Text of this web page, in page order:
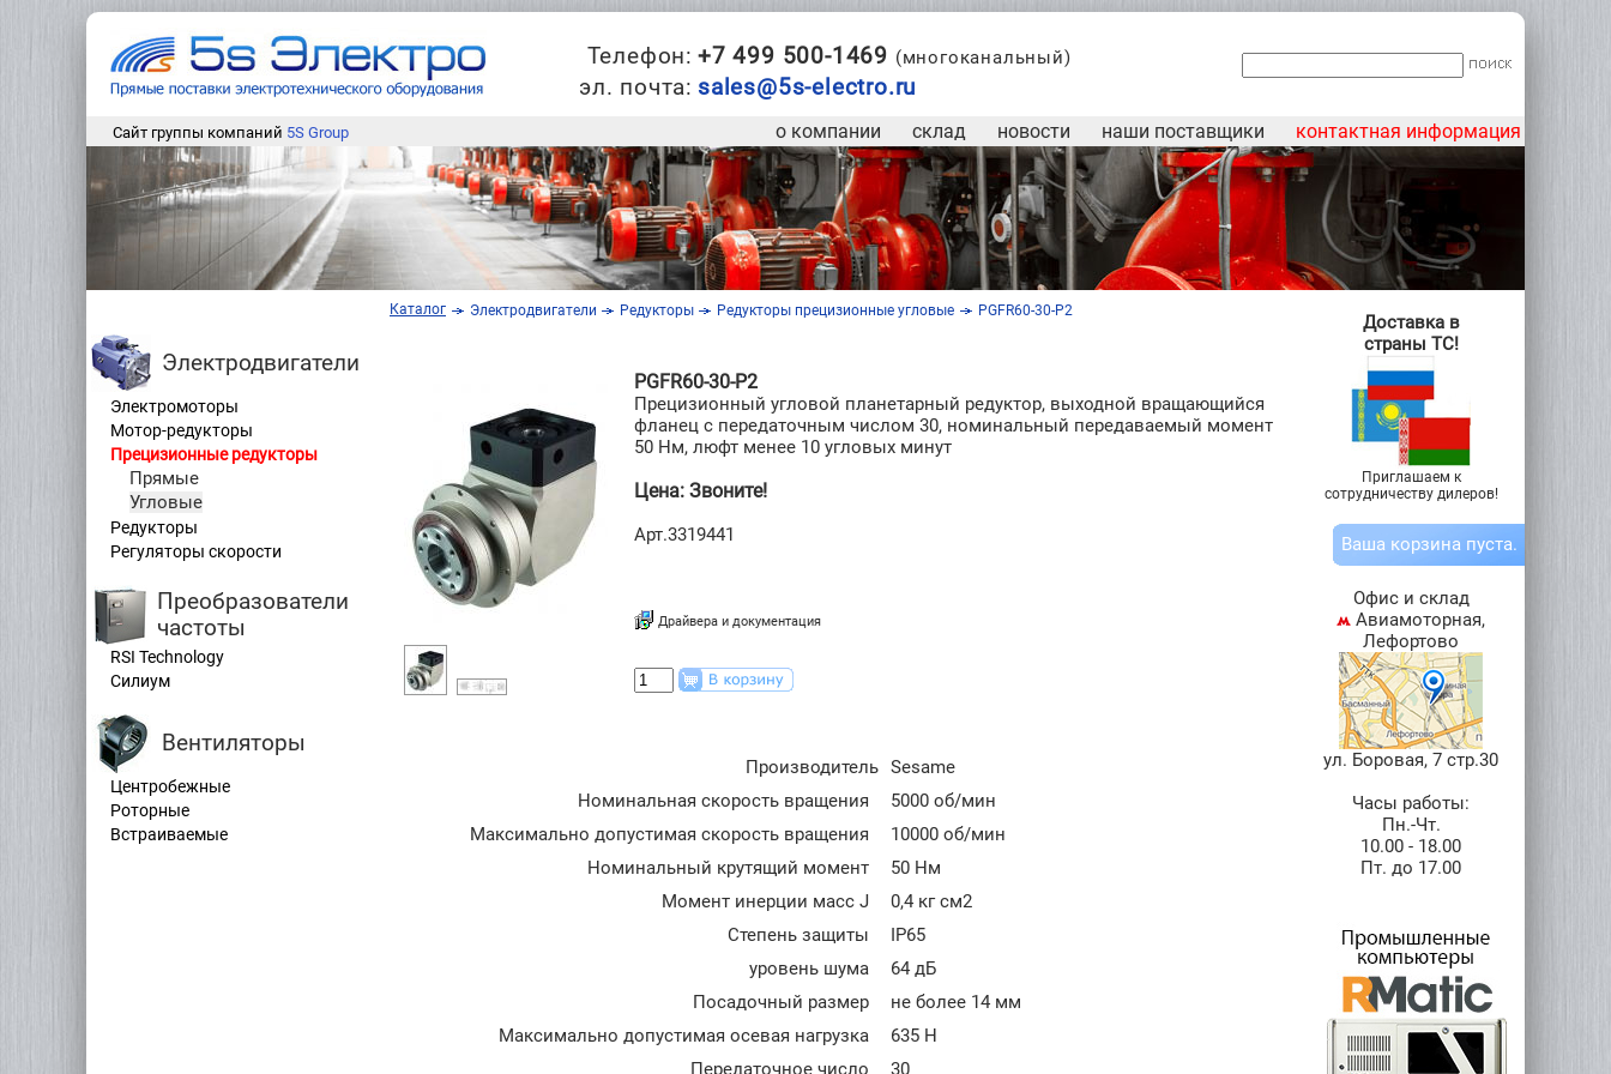
Телефон: +7 499 500-1469 (многоканальный)
эл. почта: sales@5s-electro.ru
Сайт группы компаний 5S Group о компании склад новости наши поставщики контактная информация
Доставка в
страны ТС!
Приглашаем к
сотрудничеству дилеров!
Ваша корзинапуста.
Офис и склад
Авиамоторная,
Лефортово
ул. Боровая, 7 стр.30
Часы работы:
Пн.-Чт.
10.00 - 18.00
Пт. до 17.00
Электродвигатели
Электромоторы
Мотор-редукторы
Прецизионные редукторы
Прямые
Угловые
Редукторы
Регуляторы скорости
Преобразователи
частоты
RSI Technology
Силиум
Вентиляторы
Центробежные
Роторные
Встраиваемые
Каталог Электродвигатели Редукторы Редукторы прецизионные угловые PGFR60-30-P2
PGFR60-30-P2
Прецизионный угловой планетарный редуктор, выходной вращающийся
фланец с передаточным числом 30, номинальный передаваемый момент
50 Нм, люфт менее 10 угловых минут
Цена: Звоните!
Арт.3319441
Драйвера и документация
Производитель Sesame
Номинальная скорость вращения
5000 об/мин
Максимально допустимая скорость вращения
10000 об/мин
Номинальный крутящий момент
50 Нм
Момент инерции масс J
0,4 кг см2
Степень защиты
IP65
уровень шума
64 дБ
Посадочный размер
не более 14 мм
Максимально допустимая осевая нагрузка
635 Н
Передаточное число
30